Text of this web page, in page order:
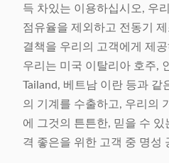
득 차있는 이용하십시오, 우
점유율을 제외하고 전동기
결책을 우리의 고객에게 제
우리는 미국 이탈리아 호주,
Tailand, 베트남 이란 등과 같
의 기계를 수출하고, 우리의
에 그것의 튼튼한, 믿을 수
격 좋은을 위한 고객 중 명성